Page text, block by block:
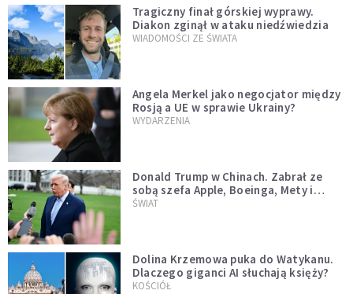
Tragiczny finał górskiej wyprawy.
Diakon zginął w ataku niedźwiedzia
WIADOMOŚCI ZE ŚWIATA
Angela Merkel jako negocjator między
Rosją a UE w sprawie Ukrainy?
WYDARZENIA
Donald Trump w Chinach. Zabrał ze
sobą szefa Apple, Boeinga, Mety i
Muska
ŚWIAT
Dolina Krzemowa puka do Watykanu.
Dlaczego giganci AI słuchają księży?
KOŚCIÓŁ